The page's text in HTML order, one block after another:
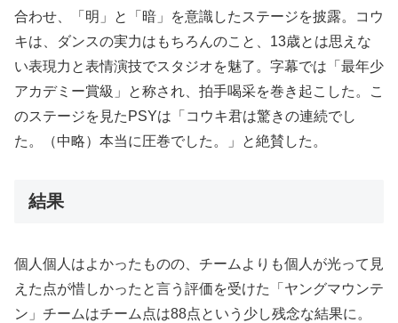
合わせ、「明」と「暗」を意識したステージを披露。コウ
キは、ダンスの実力はもちろんのこと、13歳とは思えな
い表現力と表情演技でスタジオを魅了。字幕では「最年少
アカデミー賞級」と称され、拍手喝采を巻き起こした。こ
のステージを見たPSYは「コウキ君は驚きの連続でし
た。（中略）本当に圧巻でした。」と絶賛した。
結果
個人個人はよかったものの、チームよりも個人が光って見
えた点が惜しかったと言う評価を受けた「ヤングマウンテ
ン」チームはチーム点は88点という少し残念な結果に。